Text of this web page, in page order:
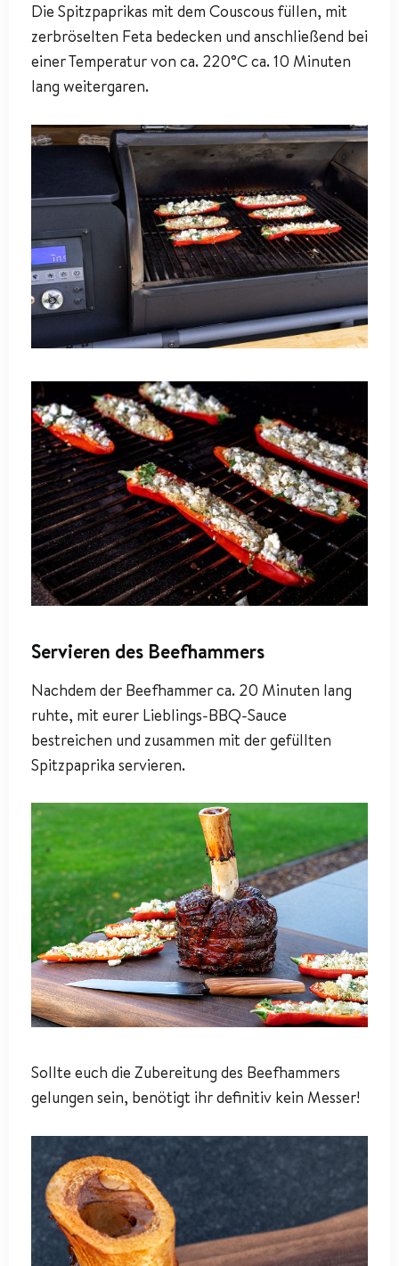
Die Spitzpaprikas mit dem Couscous füllen, mit
zerbröselten Feta bedecken und anschließend bei
einer Temperatur von ca. 220°C ca. 10 Minuten
lang weitergaren.
Servieren des Beefhammers
Nachdem der Beefhammer ca. 20 Minuten lang
ruhte, mit eurer Lieblings-BBQ-Sauce
bestreichen und zusammen mit der gefüllten
Spitzpaprika servieren.
Sollte euch die Zubereitung des Beefhammers
gelungen sein, benötigt ihr definitiv kein Messer!